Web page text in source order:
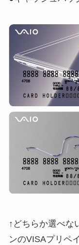
↑どちらか選べな
ンのVISAプリペ